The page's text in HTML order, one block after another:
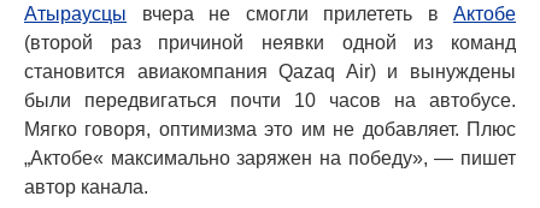
Атыраусцы вчера не смогли прилететь в Актобе
(второй раз причиной неявки одной из команд
становится авиакомпания Qazaq Air) и вынуждены
были передвигаться почти 10 часов на автобусе.
Мягко говоря, оптимизма это им не добавляет. Плюс
„Актобе« максимально заряжен на победу», — пишет
автор канала.